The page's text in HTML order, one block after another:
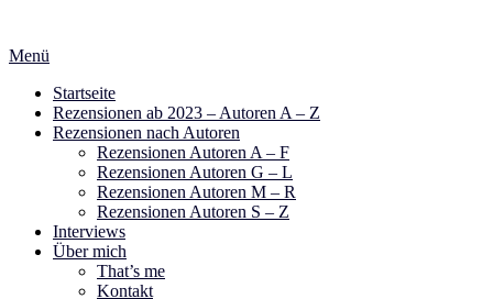
springen
Menü
Startseite
Rezensionen ab 2023 – Autoren A – Z
Rezensionen nach Autoren
Rezensionen Autoren A – F
Rezensionen Autoren G – L
Rezensionen Autoren M – R
Rezensionen Autoren S – Z
Interviews
Über mich
That’s me
Kontakt